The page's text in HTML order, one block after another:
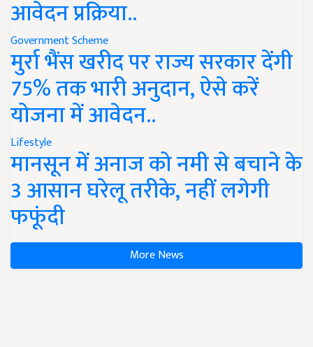
आवेदन प्रक्रिया..
Government Scheme
मुर्रा भैंस खरीद पर राज्य सरकार देंगी
75% तक भारी अनुदान, ऐसे करें
योजना में आवेदन..
Lifestyle
मानसून में अनाज को नमी से बचाने के
3 आसान घरेलू तरीके, नहीं लगेगी
फफूंदी
More News